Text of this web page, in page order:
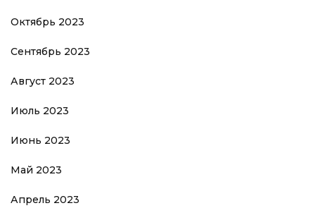
Октябрь 2023
Сентябрь 2023
Август 2023
Июль 2023
Июнь 2023
Май 2023
Апрель 2023